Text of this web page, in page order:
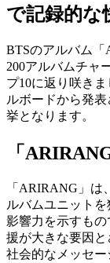
で記録的な
BTSのアルバム
200アルバムチャ
プ10に返り咲き
ルボードから発
挙となります。
「
「ARIRANG」は
ルバムユニット
影響力を示すも
援が大きな要因と
社会的なメッセ